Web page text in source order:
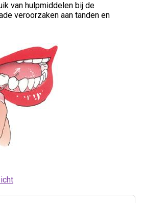
van hulpmiddelen bij de
veroorzaken aan tanden en